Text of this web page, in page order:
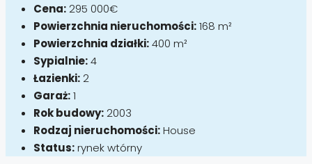
Cena: 295 000€
Powierzchnia nieruchomości:168 m²
Powierzchnia działki:400 m²
Sypialnie:4
Łazienki: 2
Garaż:1
Rok budowy: 2003
Rodzaj nieruchomości:House
Status:rynek wtórny